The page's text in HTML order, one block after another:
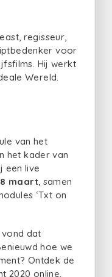
regisseur,
voor
Hij werkt
Wereld.
van het
het kader van
een live
maart, samen
‘Txt on
dat
hoe we
Ontdek de
2020 online.